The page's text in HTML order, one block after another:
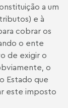
a um
e à
cobrar os
o ente
de exigir o
o
Estado que
este imposto